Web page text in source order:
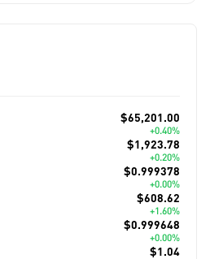
$65,201.00
+0.40%
$1,923.78
+0.20%
$0.999378
+0.00%
$608.62
+1.60%
$0.999648
+0.00%
$1.04